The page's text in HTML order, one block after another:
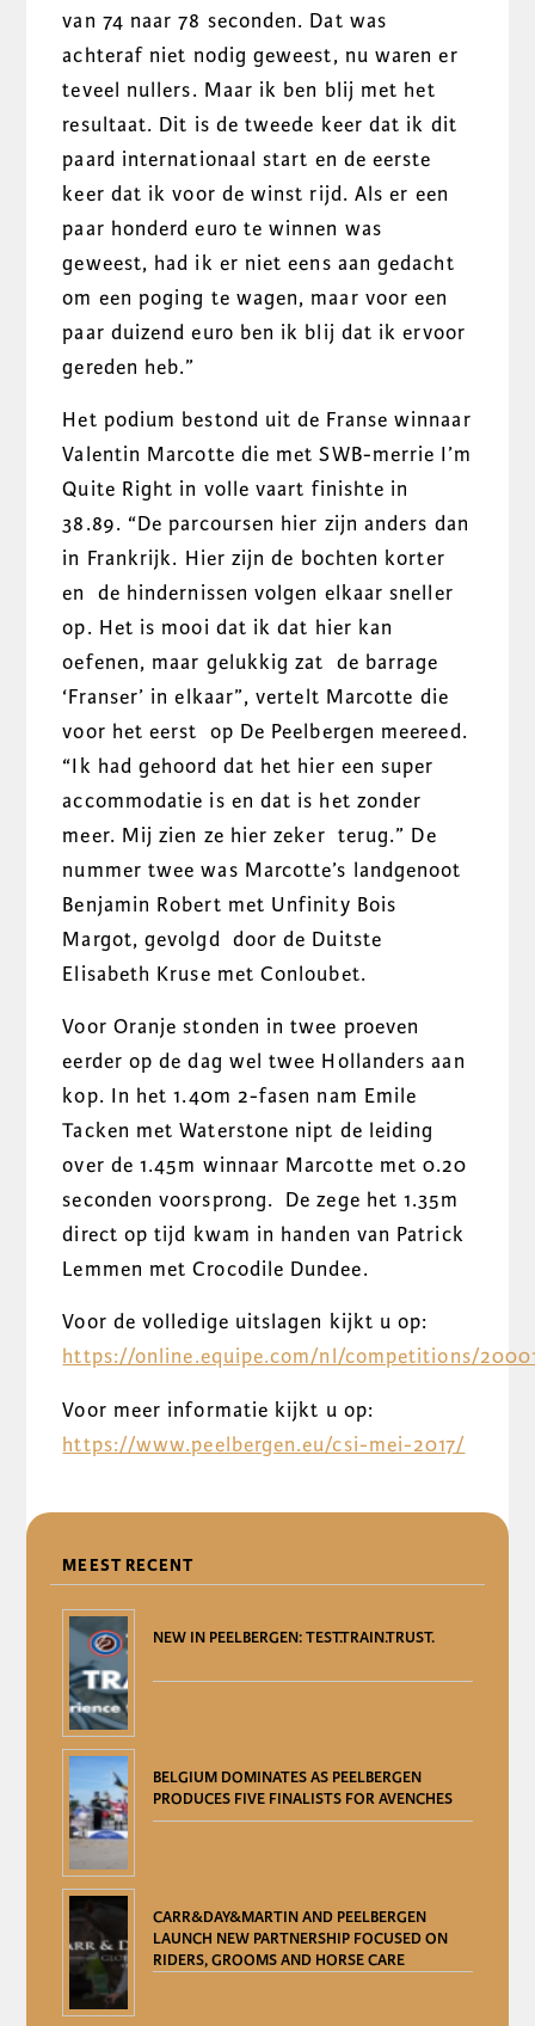
van 74 naar 78 seconden. Dat was
achteraf niet nodig geweest, nu waren er
teveel nullers. Maar ik ben blij met het
resultaat. Dit is de tweede keer dat ik dit
paard internationaal start en de eerste
keer dat ik voor de winst rijd. Als er een
paar honderd euro te winnen was
geweest, had ik er niet eens aan gedacht
om een poging te wagen, maar voor een
paar duizend euro ben ik blij dat ik ervoor
gereden heb.”
Het podium bestond uit de Franse winnaar
Valentin Marcotte die met SWB-merrie I’m
Quite Right in volle vaart finishte in
38.89. “De parcoursen hier zijn anders dan
in Frankrijk. Hier zijn de bochten korter
en de hindernissen volgen elkaar sneller
op. Het is mooi dat ik dat hier kan
oefenen, maar gelukkig zat de barrage
‘Franser’ in elkaar”, vertelt Marcotte die
voor het eerst op De Peelbergen meereed.
“Ik had gehoord dat het hier een super
accommodatie is en dat is het zonder
meer. Mij zien ze hier zeker terug.” De
nummer twee was Marcotte’s landgenoot
Benjamin Robert met Unfinity Bois
Margot, gevolgd door de Duitste
Elisabeth Kruse met Conloubet.
Voor Oranje stonden in twee proeven
eerder op de dag wel twee Hollanders aan
kop. In het 1.40m 2-fasen nam Emile
Tacken met Waterstone nipt de leiding
over de 1.45m winnaar Marcotte met 0.20
seconden voorsprong. De zege het 1.35m
direct op tijd kwam in handen van Patrick
Lemmen met Crocodile Dundee.
Voor de volledige uitslagen kijkt u op:
https://online.equipe.com/nl/competitions/
Voor meer informatie kijkt u op:
https://www.peelbergen.eu/csi-mei-2017/
MEEST RECENT
NEW IN PEELBERGEN: TEST.TRAIN.TRUST.
BELGIUM DOMINATES AS PEELBERGEN
PRODUCES FIVE FINALISTS FOR AVENCHES
CARR&DAY&MARTIN AND PEELBERGEN
LAUNCH NEW PARTNERSHIP FOCUSED ON
RIDERS, GROOMS AND HORSE CARE